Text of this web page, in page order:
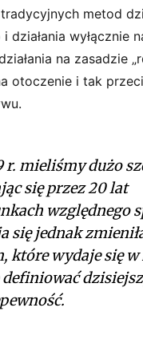
metod
działania wyłącznie
na zasadzie
otoczenie i tak
r. mieliśmy dużo
się przez 20 lat
względnego
się jednak
które wydaje się
definiować